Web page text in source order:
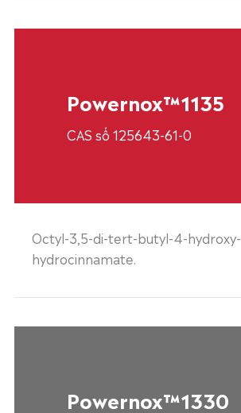
Powernox™1135
CAS số 125643-61-0
Octyl-3,5-di-tert-butyl-4-hydroxy-
hydrocinnamate.
Powernox™1330